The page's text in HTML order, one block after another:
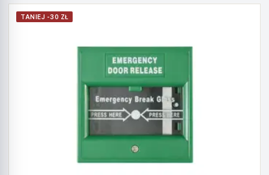
TANIEJ -30 ZŁ